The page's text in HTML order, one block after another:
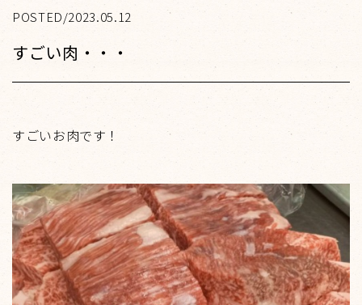
POSTED/2023.05.12
すごい肉・・・
すごいお肉です！